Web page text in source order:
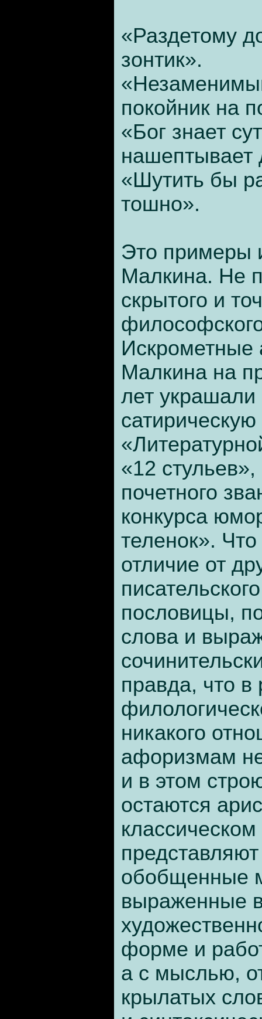
«Раздетому
зонтик».
покойник на
«Бог знает
нашептывает
«Шутить бы
тошно».
Это примеры
Малкина. Не
скрытого и
Малкина на
лет
«12
почетного
конкурса
теленок».
отличие от
пословицы,
слова и
правда, что в
никакого
афоризмам
и в этом
остаются
обобщенные
выраженные
форме и
а с мыслью,
крылатых